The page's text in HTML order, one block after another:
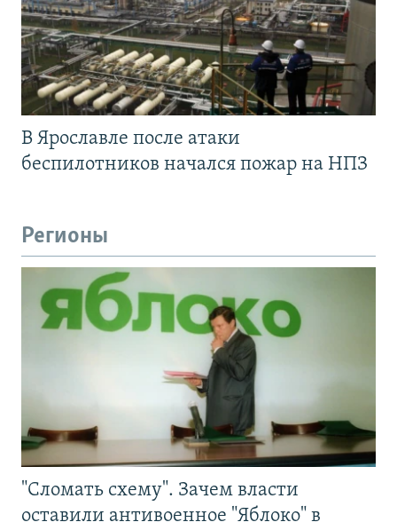
В Ярославле после атаки
беспилотников начался пожар на НПЗ
Регионы
"Сломать схему". Зачем власти
оставили антивоенное "Яблоко" в